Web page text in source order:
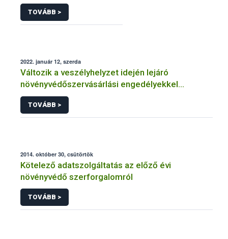
TOVÁBB >
2022. január 12, szerda
Változik a veszélyhelyzet idején lejáró
növényvédőszervásárlási engedélyekkel
kapcsolatos szabályozás
TOVÁBB >
2014. október 30, csütörtök
Kötelező adatszolgáltatás az előző évi
növényvédő szerforgalomról
TOVÁBB >